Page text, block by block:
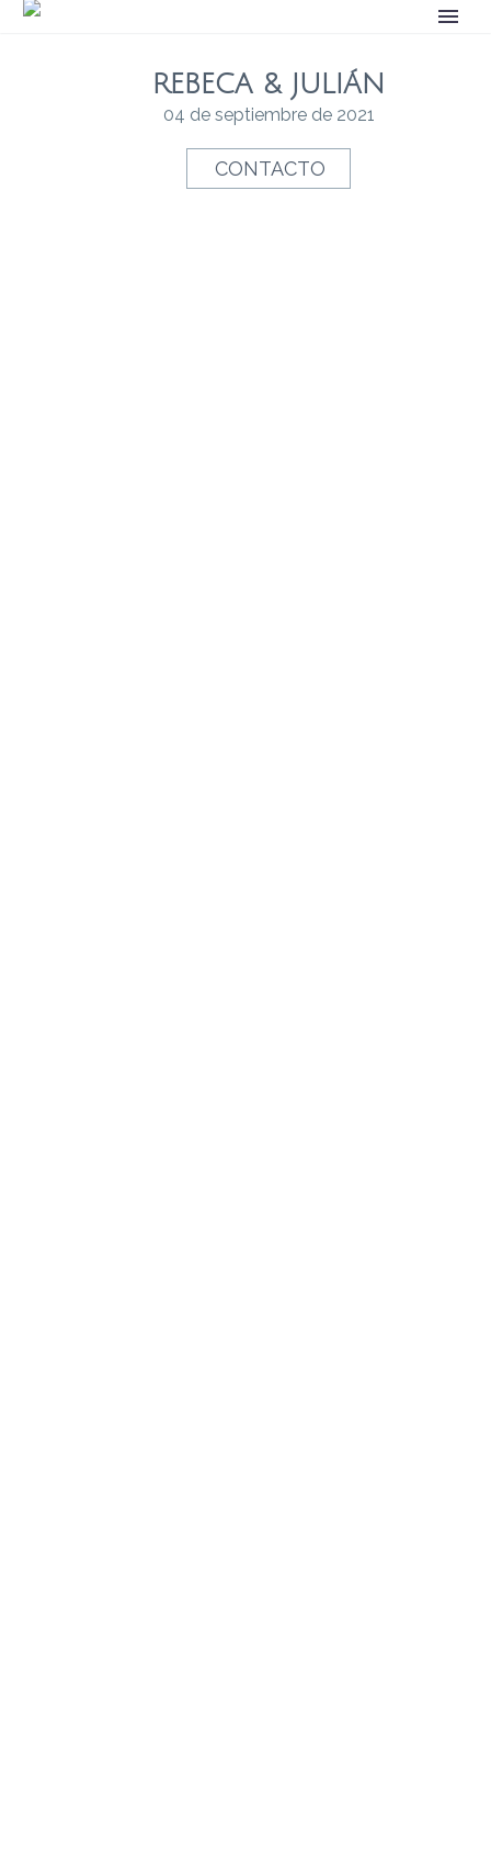
REBECA & JULIÁN
04 de septiembre de 2021
CONTACTO